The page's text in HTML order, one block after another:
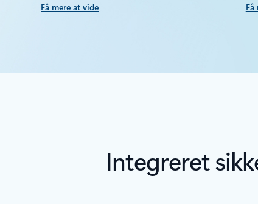
Få mere at vide Få
Integreret